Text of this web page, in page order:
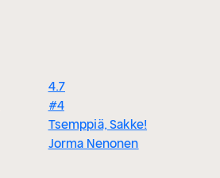
4.7
#4
Tsemppiä, Sakke!
Jorma Nenonen